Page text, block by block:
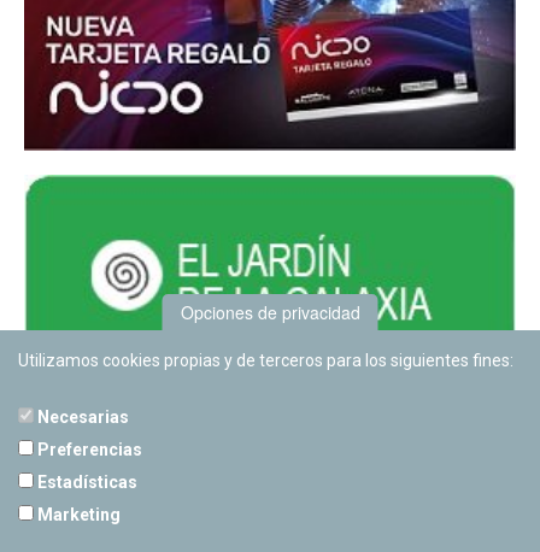
Opciones de privacidad
Utilizamos cookies propias y de terceros para los siguientes fines:
Necesarias
Preferencias
Estadísticas
Marketing